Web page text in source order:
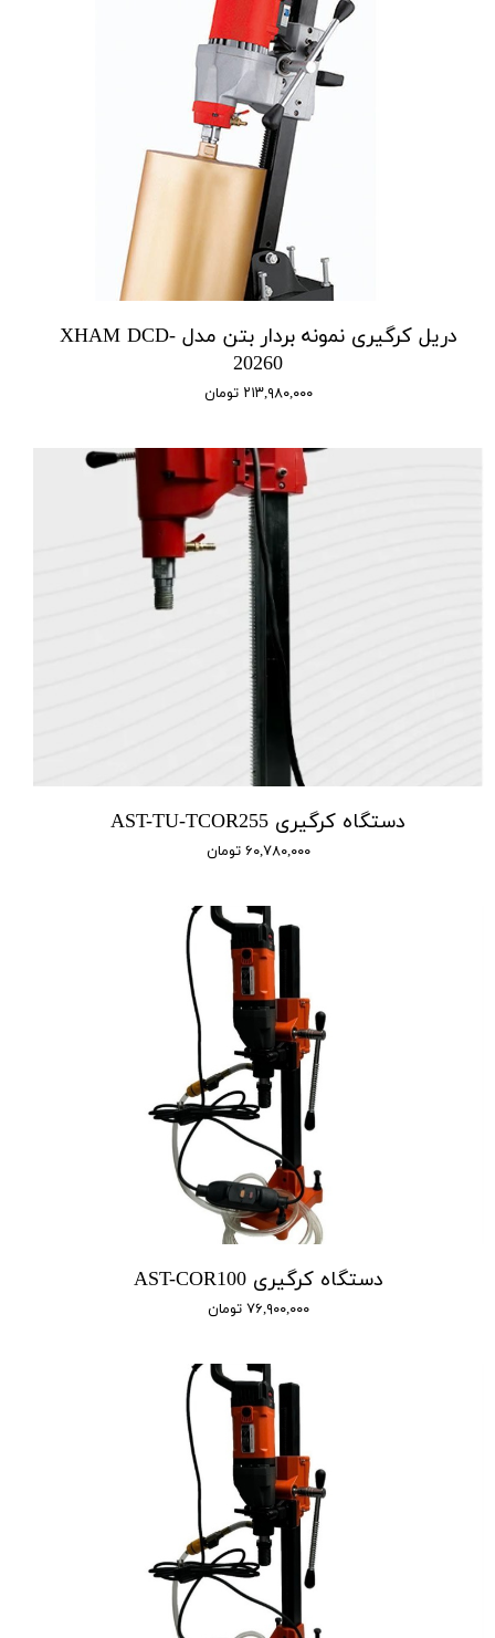
دریل کرگیری نمونه بردار بتن مدل XHAM DCD-
20260
۲۱۳,۹۸۰,۰۰۰ تومان
دستگاه کرگیری AST-TU-TCOR255
۶۰,۷۸۰,۰۰۰ تومان
دستگاه کرگیری AST-COR100
۷۶,۹۰۰,۰۰۰ تومان